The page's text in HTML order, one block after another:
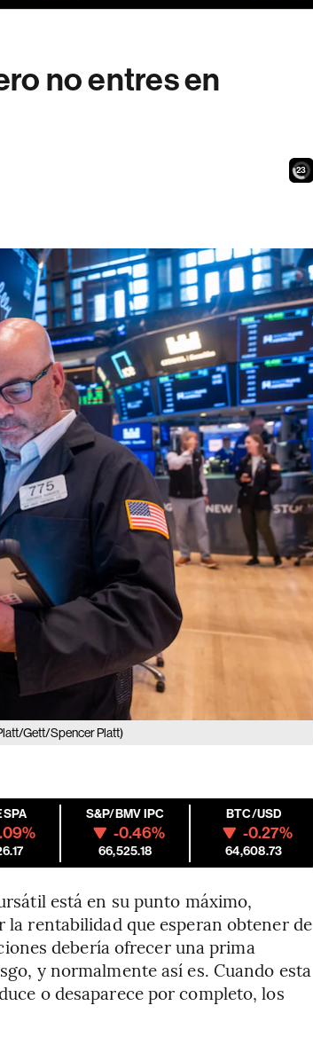
no entres en
21
Gett/Spencer Platt)
S&P/BMV IPC
-0.46%
66,525.18
BTC/USD
-0.27%
64,608.73
está en su punto máximo,
rentabilidad que esperan obtener de
debería ofrecer una prima
y normalmente así es. Cuando esta
o desaparece por completo, los